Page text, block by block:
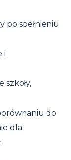
po spełnieniu
i
szkoły,
do
dla